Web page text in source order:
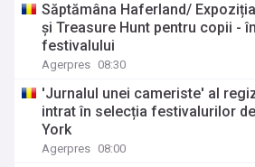
Săptămâna Haferland/
și Treasure Hunt pentru copii -
festivalului
Agerpres 08:30
'Jurnalul unei cameriste' al
intrat în selecția festivalurilor
York
Agerpres 08:00